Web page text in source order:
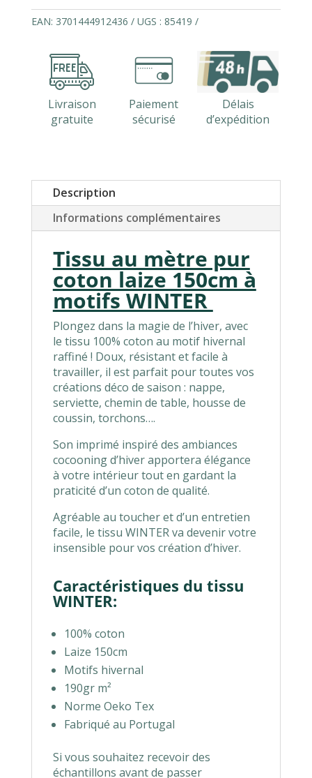
imprimés
WINTER
EAN: 3701444912436 UGS : 85419
Livraison
gratuite
Paiement
sécurisé
Délais
d’expédition
Description
Informations complémentaires
Tissu au mètre pur
coton laize 150cm à
motifs WINTER
Plongez dans la magie de l’hiver, avec
le tissu 100% coton au motif hivernal
raffiné ! Doux, résistant et facile à
travailler, il est parfait pour toutes vos
créations déco de saison : nappe,
serviette, chemin de table, housse de
coussin, torchons….
Son imprimé inspiré des ambiances
cocooning d’hiver apportera élégance
à votre intérieur tout en gardant la
praticité d’un coton de qualité.
Agréable au toucher et d’un entretien
facile, le tissu WINTER va devenir votre
insensible pour vos création d’hiver.
Caractéristiques du tissu
WINTER:
100% coton
Laize 150cm
Motifs hivernal
190gr m²
Norme Oeko Tex
Fabriqué au Portugal
Si vous souhaitez recevoir des
échantillons avant de passer